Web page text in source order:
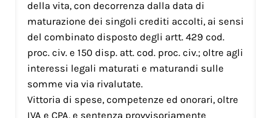
della vita, con decorrenza dalla data di
maturazione dei singoli crediti accolti, ai sensi
del combinato disposto degli artt. 429 cod.
proc. civ. e 150 disp. att. cod. proc. civ.; oltre agli
interessi legali maturati e maturandi sulle
somme via via rivalutate.
Vittoria di spese, competenze ed onorari, oltre
IVA e CPA, e sentenza provvisoriamente